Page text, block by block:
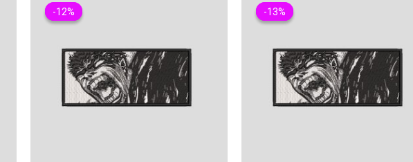
-12%
-12% -13%
-13%